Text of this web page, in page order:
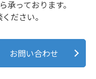
承っております。
ださい。
お問い合わせ